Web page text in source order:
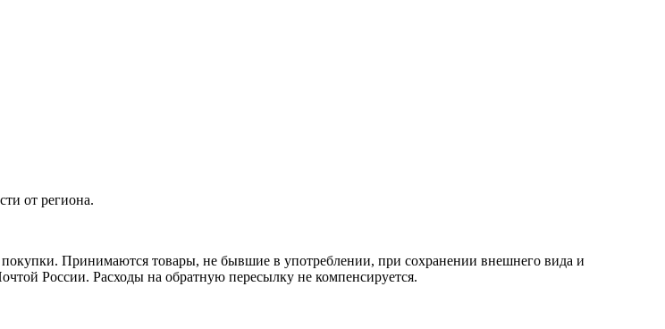
от региона.
Принимаются товары, не бывшие в употреблении, при сохранении внешнего вида и
России. Расходы на обратную пересылку не компенсируется.